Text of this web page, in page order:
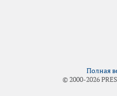
Полная
© 2000-2026